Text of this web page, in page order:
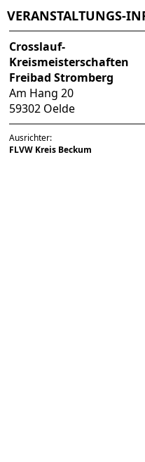
VERANSTALTUNGS-
Crosslauf-
Kreismeisterschaften
Freibad Stromberg
Am Hang 20
59302 Oelde
Ausrichter:
FLVW Kreis Beckum